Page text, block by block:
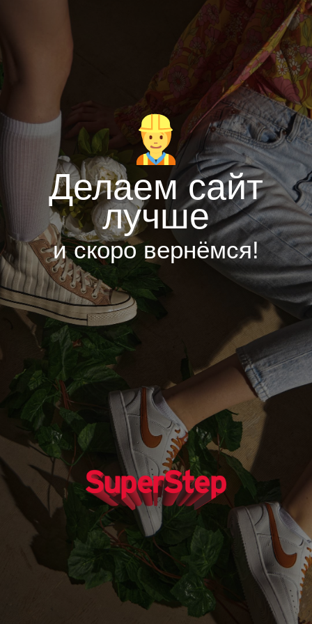
Делаем сайт
лучше
и скоро вернёмся!